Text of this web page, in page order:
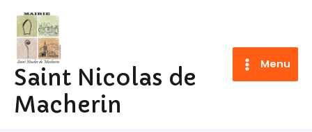
contenu
Saint Nicolas de
Macherin
Menu